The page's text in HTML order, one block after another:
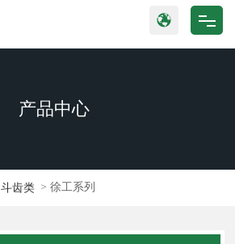
产品中心
斗齿类 徐工系列